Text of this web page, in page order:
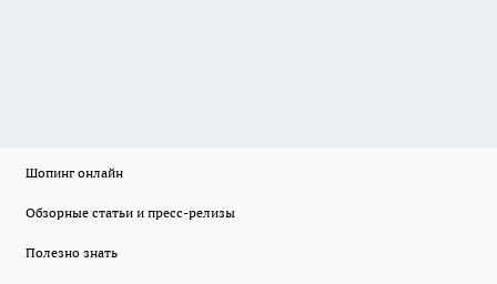
Шопинг онлайн
Обзорные статьи и пресс-релизы
Полезно знать